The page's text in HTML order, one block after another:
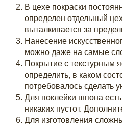
В цехе покраски
определен отдельный
выталкивается за
Нанесение
можно даже на самые
Покрытие с текстурным
определить, в каком
потребовалось сделать
Для поклейки шпона
никаких пустот.
Для изготовления